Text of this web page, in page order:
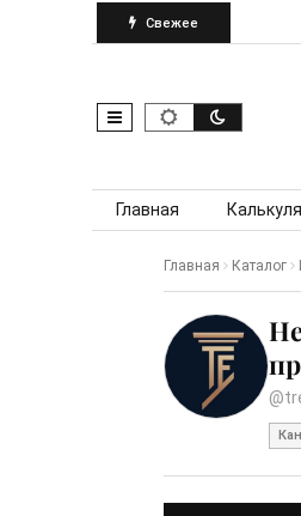
Свежее
Skip to content
Главная
Главная Каталог